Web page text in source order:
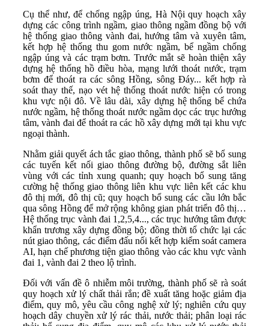
Cụ thể như, để chống ngập úng, Hà Nội quy hoạch xây
dựng các công trình ngầm, giao thông ngầm đồng bộ với
hệ thống giao thông vành đai, hướng tâm và xuyên tâm,
kết hợp hệ thống thu gom nước ngầm, bể ngầm chống
ngập úng và các trạm bơm. Trước mắt sẽ hoàn thiện xây
dựng hệ thống hồ điều hòa, mạng lưới thoát nước, trạm
bơm để thoát ra các sông Hồng, sông Đáy... kết hợp rà
soát thay thế, nạo vét hệ thống thoát nước hiện có trong
khu vực nội đô. Về lâu dài, xây dựng hệ thống bể chứa
nước ngầm, hệ thống thoát nước ngầm dọc các trục hướng
tâm, vành đai để thoát ra các hồ xây dựng mới tại khu vực
ngoại thành.
Nhằm giải quyết ách tắc giao thông, thành phố sẽ bổ sung
các tuyến kết nối giao thông đường bộ, đường sắt liên
vùng với các tỉnh xung quanh; quy hoạch bổ sung tăng
cường hệ thống giao thông liên khu vực liên kết các khu
đô thị mới, đô thị cũ; quy hoạch bổ sung các cầu lớn bắc
qua sông Hồng để mở rộng không gian phát triển đô thị…
Hệ thống trục vành đai 1,2,5,4..., các trục hướng tâm được
khẩn trương xây dựng đồng bộ; đồng thời tổ chức lại các
nút giao thông, các điểm đấu nối kết hợp kiểm soát camera
AI, hạn chế phương tiện giao thông vào các khu vực vành
đai 1, vành đai 2 theo lộ trình.
Đối với vấn đề ô nhiễm môi trường, thành phố sẽ rà soát
quy hoạch xử lý chất thải rắn; đề xuất tăng hoặc giảm địa
điểm, quy mô, yêu cầu công nghệ xử lý; nghiên cứu quy
hoạch dây chuyền xử lý rác thải, nước thải; phân loại rác